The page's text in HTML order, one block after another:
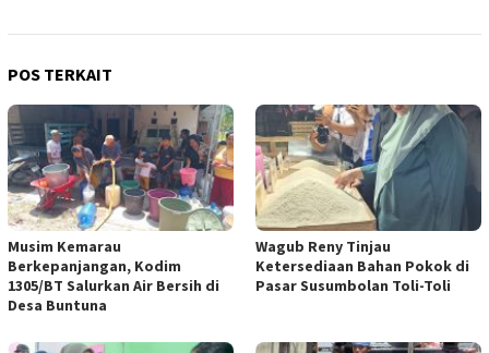
POS TERKAIT
Musim Kemarau
Berkepanjangan, Kodim
1305/BT Salurkan Air Bersih di
Desa Buntuna
Wagub Reny Tinjau
Ketersediaan Bahan Pokok di
Pasar Susumbolan Toli-Toli